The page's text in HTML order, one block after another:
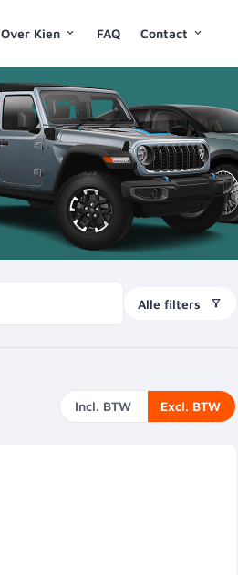
Over Kien FAQ Contact
Alle filters
Incl. BTW Excl. BTW